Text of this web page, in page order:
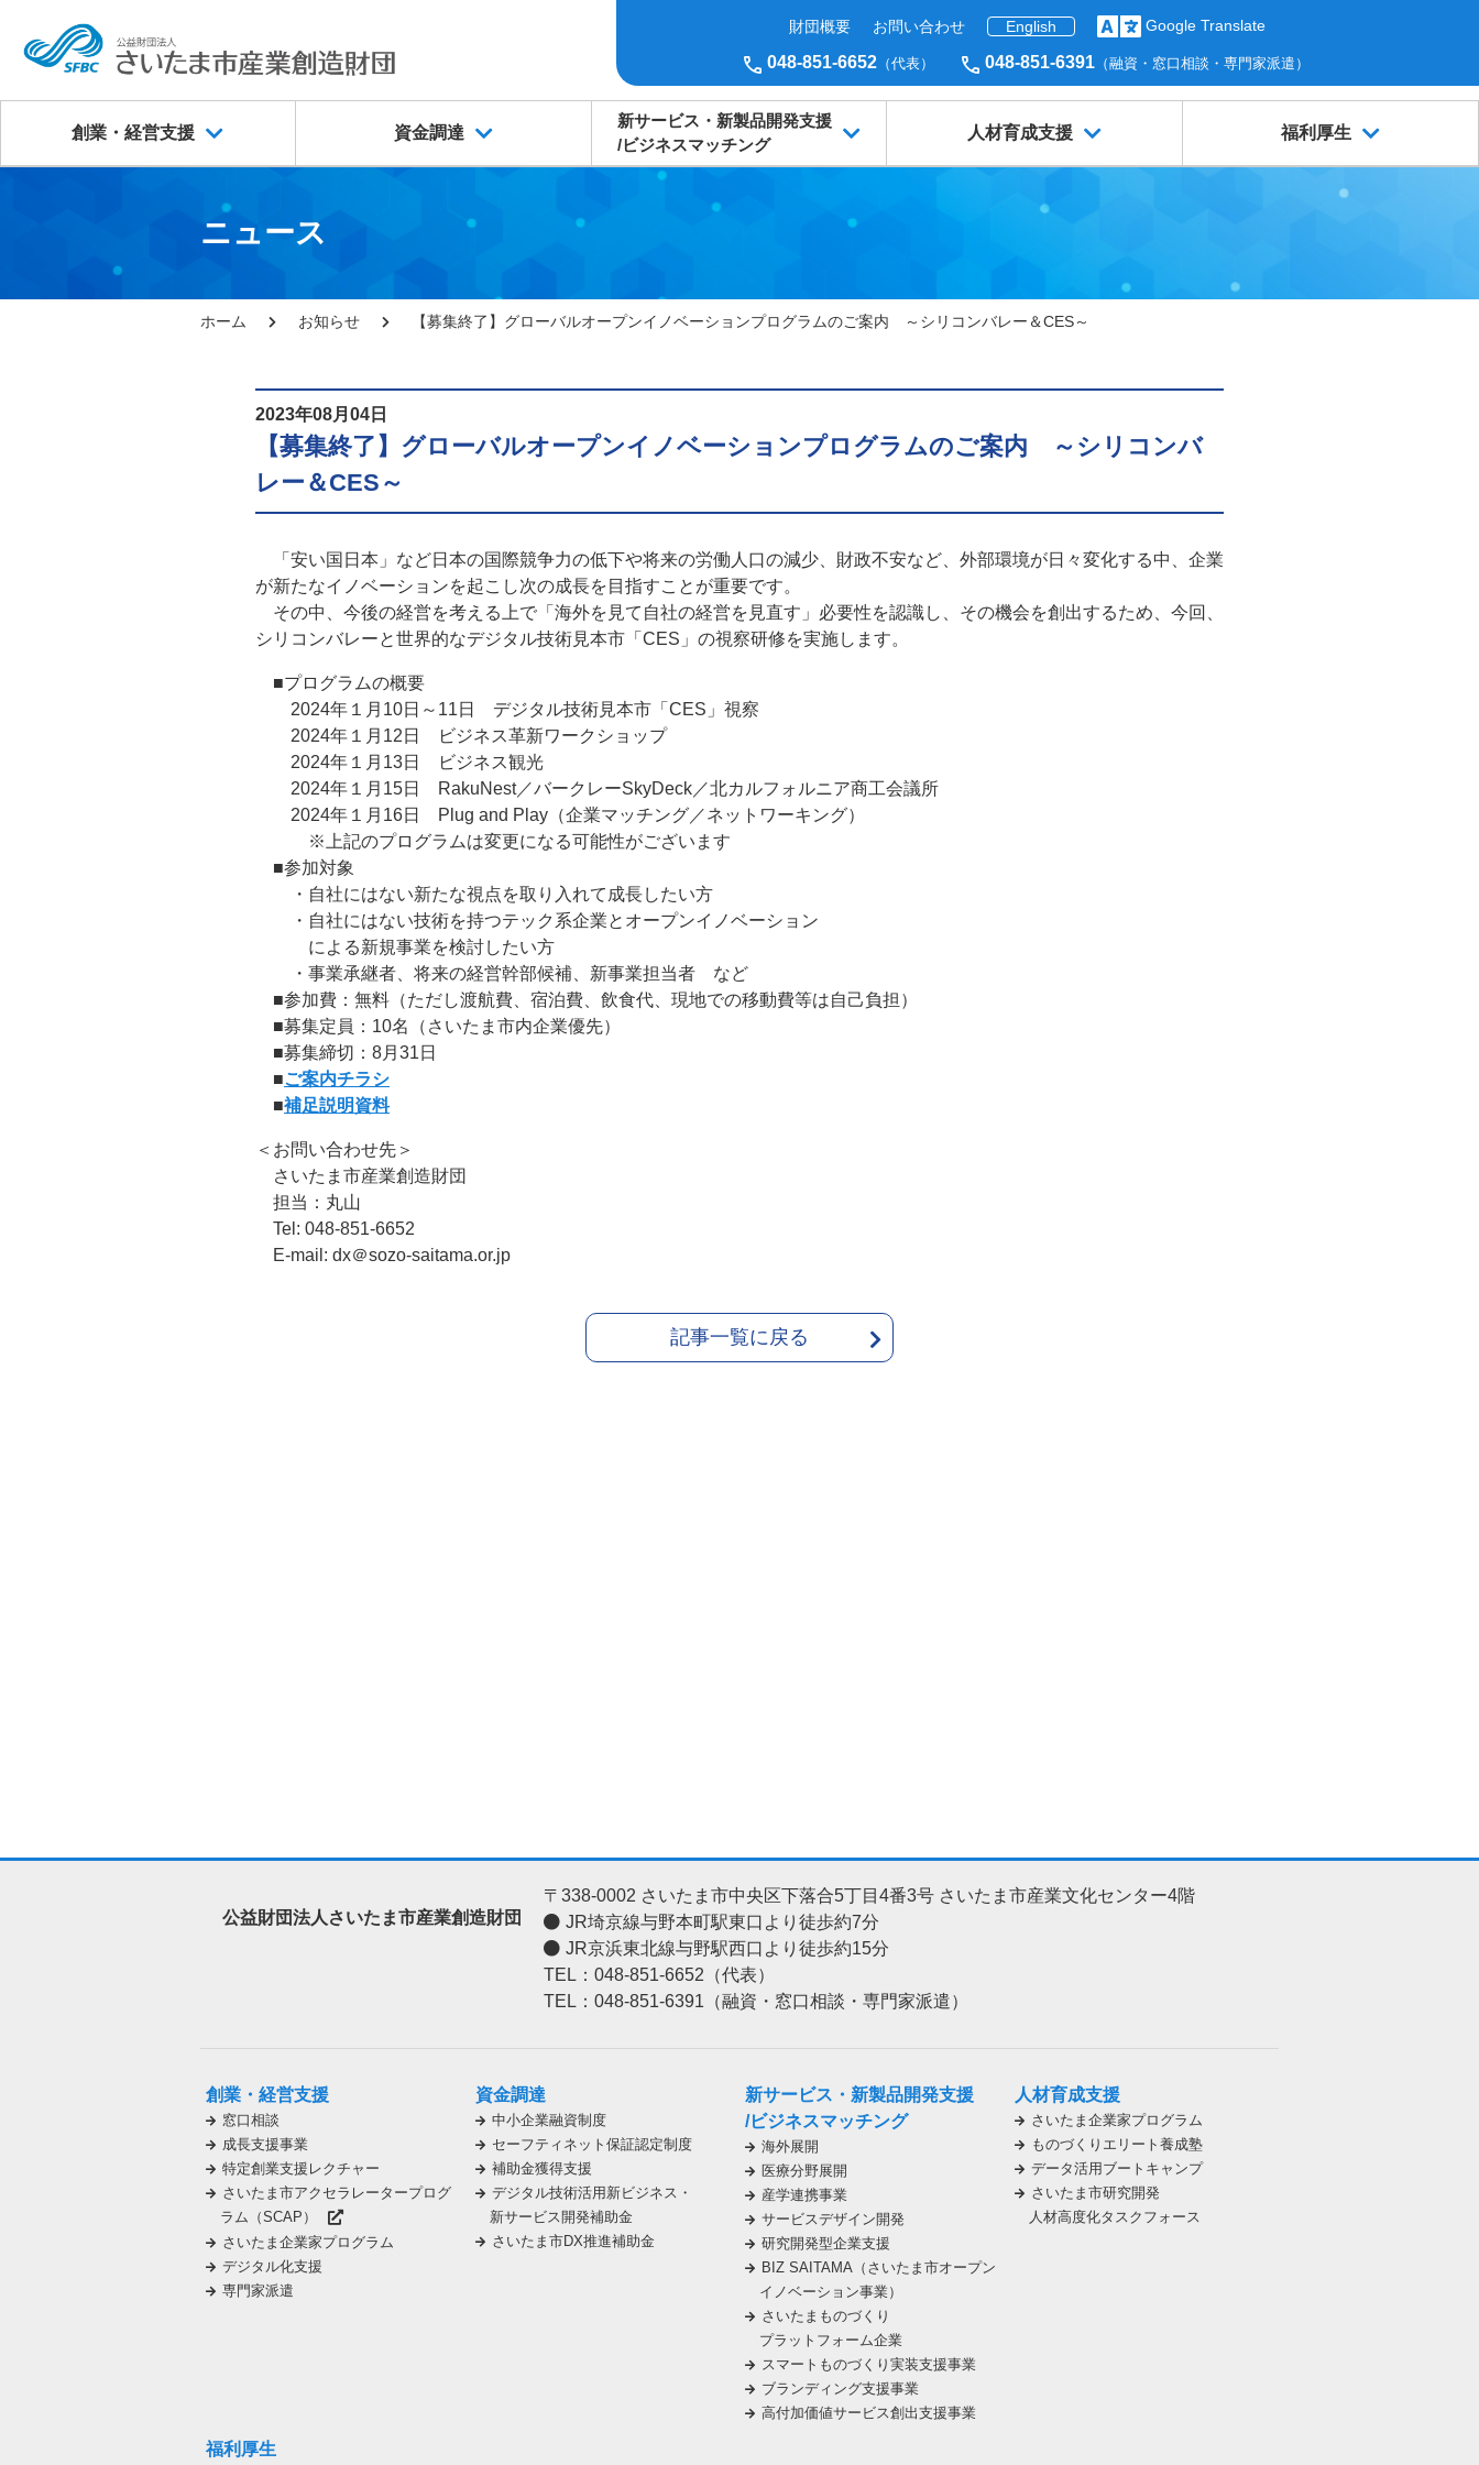
財団概要 お問い合わせ English Google Translate
048-851-6652 （代表） 048-851-6391 （融資・窓口相談・専門家派遣）
創業・経営支援 資金調達
新サービス・新製品開発支援
/ビジネスマッチング
人材育成支援 福利厚生
ニュース
ホーム お知らせ 【募集終了】グローバルオープンイノベーションプログラムのご案内 ～シリコンバレー＆CES～
2023年08月04日
【募集終了】グローバルオープンイノベーションプログラムのご案内 ～シリコンバ
レー＆CES～
「安い国日本」など日本の国際競争力の低下や将来の労働人口の減少、財政不安など、外部環境が日々変化する中、企業
が新たなイノベーションを起こし次の成長を目指すことが重要です。
その中、今後の経営を考える上で「海外を見て自社の経営を見直す」必要性を認識し、その機会を創出するため、今回、
シリコンバレーと世界的なデジタル技術見本市「CES」の視察研修を実施します。
■プログラムの概要
2024年１月10日～11日 デジタル技術見本市「CES」視察
2024年１月12日 ビジネス革新ワークショップ
2024年１月13日 ビジネス観光
2024年１月15日 RakuNest／バークレーSkyDeck／北カルフォルニア商工会議所
2024年１月16日 Plug and Play（企業マッチング／ネットワーキング）
※上記のプログラムは変更になる可能性がございます
■参加対象
・自社にはない新たな視点を取り入れて成長したい方
・自社にはない技術を持つテック系企業とオープンイノベーション
による新規事業を検討したい方
・事業承継者、将来の経営幹部候補、新事業担当者 など
■参加費：無料（ただし渡航費、宿泊費、飲食代、現地での移動費等は自己負担）
■募集定員：10名（さいたま市内企業優先）
■募集締切：8月31日
■ご案内チラシ
■補足説明資料
＜お問い合わせ先＞
さいたま市産業創造財団
担当：丸山
Tel: 048-851-6652
E-mail: dx＠sozo-saitama.or.jp
記事一覧に戻る
公益財団法人さいたま市産業創造財団
〒338-0002 さいたま市中央区下落合5丁目4番3号 さいたま市産業文化センター4階
JR埼京線与野本町駅東口より徒歩約7分
JR京浜東北線与野駅西口より徒歩約15分
TEL：048-851-6652（代表）
TEL：048-851-6391（融資・窓口相談・専門家派遣）
創業・経営支援
窓口相談
成長支援事業
特定創業支援レクチャー
さいたま市アクセラレータープログ
ラム（SCAP）
さいたま企業家プログラム
デジタル化支援
専門家派遣
資金調達
中小企業融資制度
セーフティネット保証認定制度
補助金獲得支援
デジタル技術活用新ビジネス・
新サービス開発補助金
さいたま市DX推進補助金
新サービス・新製品開発支援
/ビジネスマッチング
海外展開
医療分野展開
産学連携事業
サービスデザイン開発
研究開発型企業支援
BIZ SAITAMA（さいたま市オープン
イノベーション事業）
さいたまものづくり
プラットフォーム企業
スマートものづくり実装支援事業
ブランディング支援事業
高付加価値サービス創出支援事業
人材育成支援
さいたま企業家プログラム
ものづくりエリート養成塾
データ活用ブートキャンプ
さいたま市研究開発
人材高度化タスクフォース
福利厚生